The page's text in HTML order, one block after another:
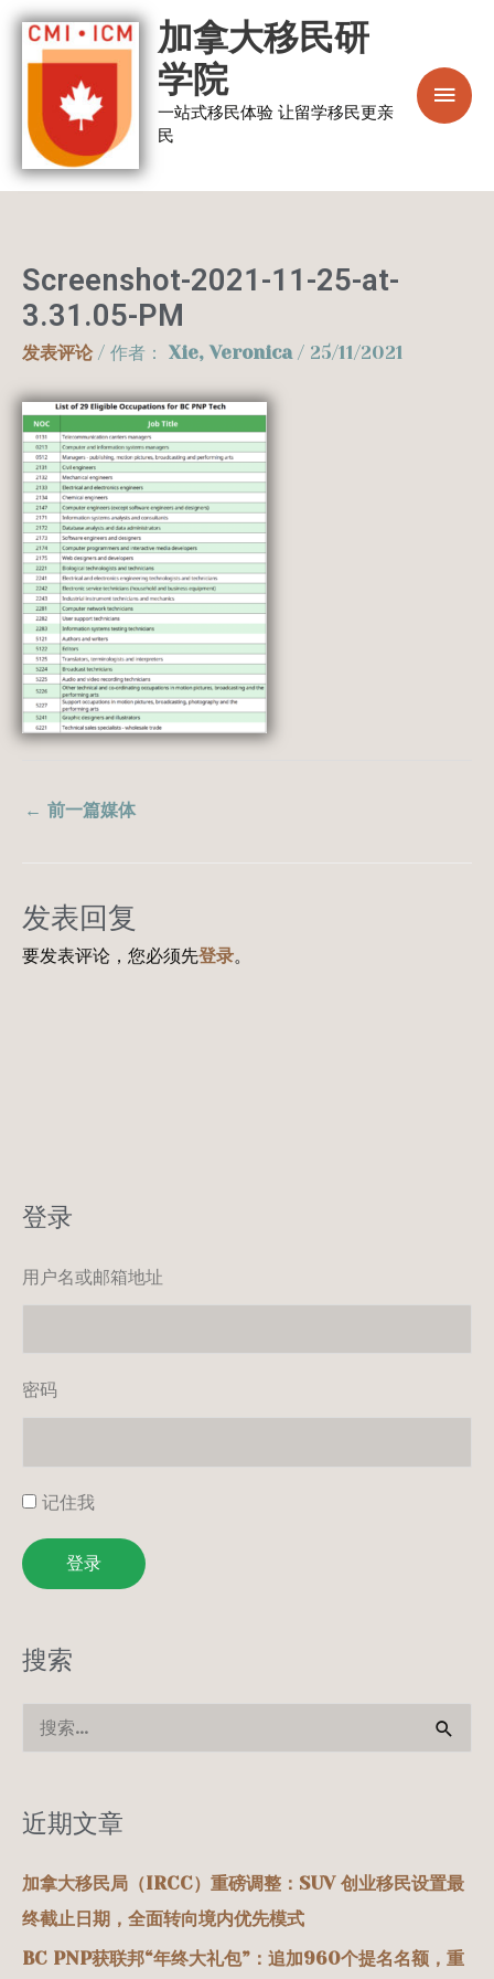
跳
加拿大移民研
学院
一站式移民体验 让留学移民更亲
民
菜
单
Screenshot-2021-11-25-at-
3.31.05-PM
发表评论 / 作者： Xie, Veronica / 25/11/2021
← 前一篇媒体
发表回复
要发表评论，您必须先登录。
登录
用户名或邮箱地址
密码
记住我
登录
搜索
近期文章
加拿大移民局（IRCC）重磅调整：SUV 创业移民设置最
终截止日期，全面转向境内优先模式
BC PNP获联邦“年终大礼包”：追加960个提名名额，重